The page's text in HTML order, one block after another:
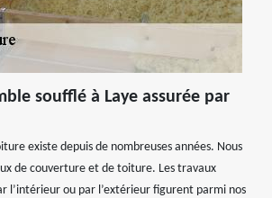
soufflé à Laye assurée par
existe depuis de nombreuses années. Nous
de couverture et de toiture. Les travaux
l’intérieur ou par l’extérieur figurent parmi nos